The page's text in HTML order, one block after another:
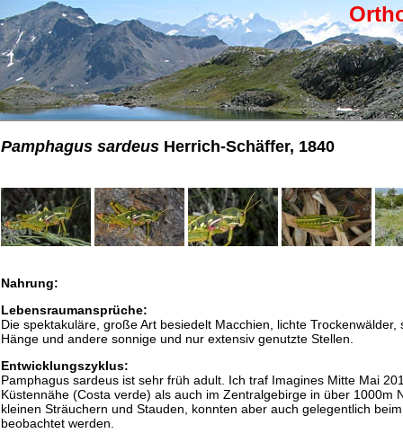
Pamphagus sardeusHerrich-Schäffer, 1840
Nahrung:
Lebensraumansprüche:
Die spektakuläre, große Art besiedelt Macchien, lichte
Hänge und andere sonnige und nur extensiv genutzte Stellen.
Entwicklungszyklus:
Pamphagus sardeus ist sehr früh adult. Ich traf Imagines Mitte Mai
Küstennähe (Costa verde) als auch im Zentralgebirge in über 1000m
kleinen Sträuchern und Stauden, konnten aber auch gelegentlich
beobachtet werden.